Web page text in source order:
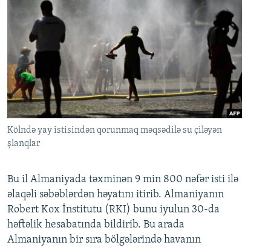
Kölndə yay istisindən qorunmaq məqsədilə su çiləyən
şlanqlar
Bu il Almaniyada təxminən 9 min 800 nəfər isti ilə
əlaqəli səbəblərdən həyatını itirib. Almaniyanın
Robert Kox İnstitutu (RKI) bunu iyulun 30-da
həftəlik hesabatında bildirib. Bu arada
Almaniyanın bir sıra bölgələrində havanın